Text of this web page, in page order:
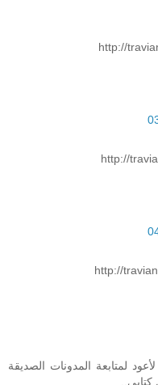
http://
http://
http://
لمتابعة المدونات الصديقة